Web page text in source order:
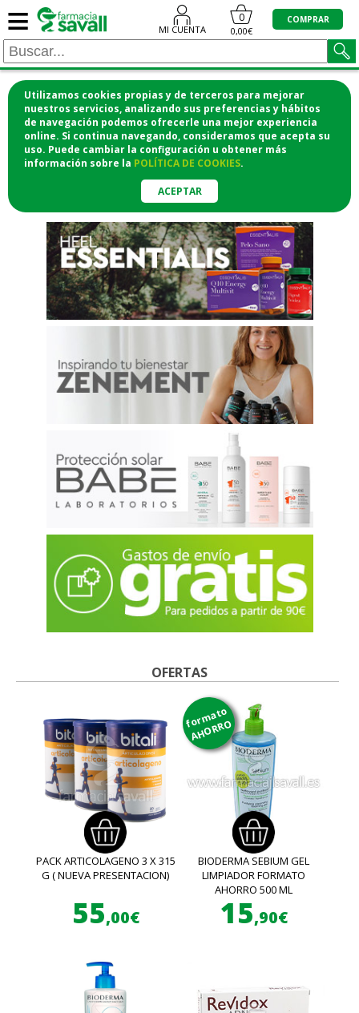
Utilizamos cookies propias y de terceros para mejorar
nuestros servicios, analizando sus preferencias y hábitos
de navegación podemos ofrecerle una mejor experiencia
online. Si continua navegando, consideramos que acepta su
uso. Puede cambiar la configuración u obtener más
información sobre la POLÍTICA DE COOKIES.
ACEPTAR
≡ MI CUENTA
0
0,00€
COMPRAR
¡COMPRA CÓMODAMENTE
DESDE CASA Y RECOGE EN LA
FARMACIA!o si lo prefieres te lo mandamos
a casa
OFERTAS
PACK ARTICOLAGENO 3 X 315
G ( NUEVA PRESENTACION)
55,00€
formato
AHORRO
BIODERMA SEBIUM GEL
LIMPIADOR FORMATO
AHORRO 500 ML
15,90€